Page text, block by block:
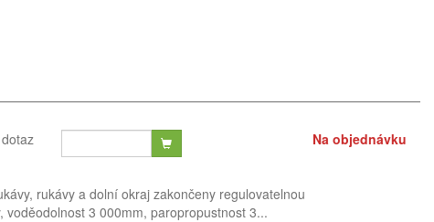
Na objednávku
rukávy a dolní okraj zakončeny regulovatelnou
3 000mm, paropropustnost 3...